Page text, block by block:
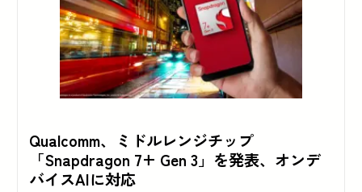
Qualcomm、ミドルレンジチップ
「Snapdragon 7+ Gen 3」を発表、オンデ
バイスAIに対応